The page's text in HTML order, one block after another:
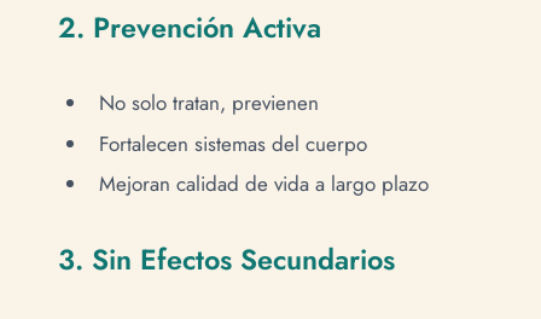
2. Prevención Activa
No solo tratan, previenen
Fortalecen sistemas del cuerpo
Mejoran calidad de vida a largo plazo
3. Sin Efectos Secundarios